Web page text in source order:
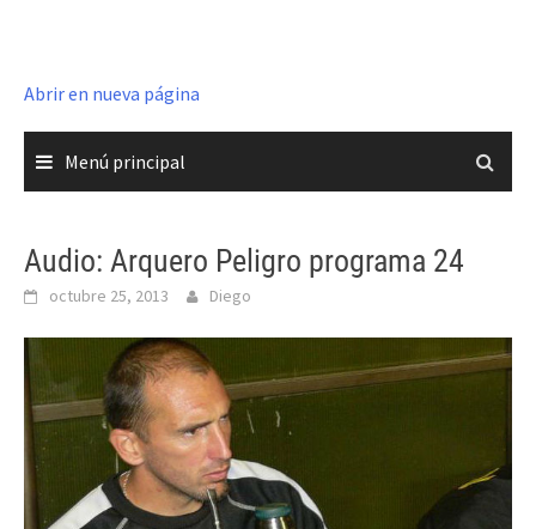
Abrir en nueva página
Menú principal
Audio: Arquero Peligro programa 24
octubre 25, 2013 Diego